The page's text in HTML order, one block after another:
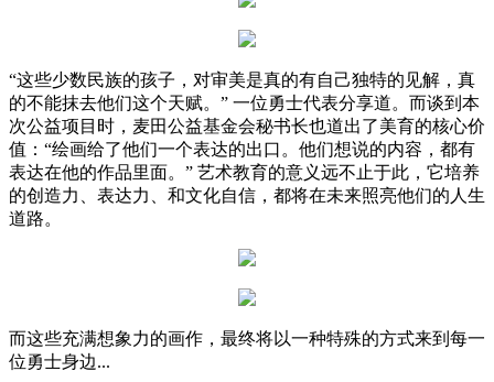
“这些少数民族的孩子，对审美是真的有自己独特的见解，真
的不能抹去他们这个天赋。” 一位勇士代表分享道。而谈到本
次公益项目时，麦田公益基金会秘书长也道出了美育的核心价
值：“绘画给了他们一个表达的出口。他们想说的内容，都有
表达在他的作品里面。” 艺术教育的意义远不止于此，它培养
的创造力、表达力、和文化自信，都将在未来照亮他们的人生
道路。
而这些充满想象力的画作，最终将以一种特殊的方式来到每一
位勇士身边...